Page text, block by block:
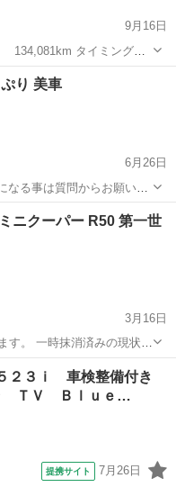
9月16日
タイミングチ
ーさい...
ョンワゴン
り 美車
6月26日
ニクーパー R50 第一世
3月16日
す。 一時抹消済みの現状渡
たが、この度乗り換えとな
２３ｉ 車検整備付き
ＴＶ Ｂｌｕｅ…
提携サイト 7月26日